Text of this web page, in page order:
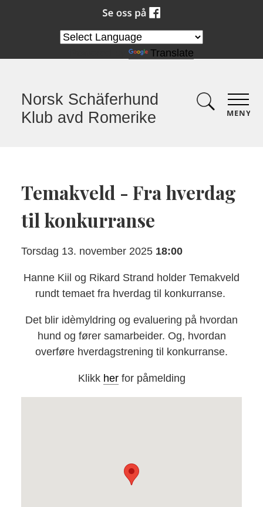
Norsk Schäferhund
Klub avd Romerike
MENY
Temakveld - Fra hverdag
til konkurranse
Torsdag 13. november 2025 18:00
Hanne Kiil og Rikard Strand holder Temakveld
rundt temaet fra hverdag til konkurranse.
Det blir idèmyldring og evaluering på hvordan
hund og fører samarbeider. Og, hvordan
overføre hverdagstrening til konkurranse.
Klikk herfor påmelding
Translate